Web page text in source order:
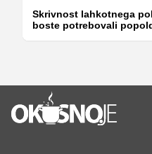
Skrivnost lahkotnega
boste potrebovali